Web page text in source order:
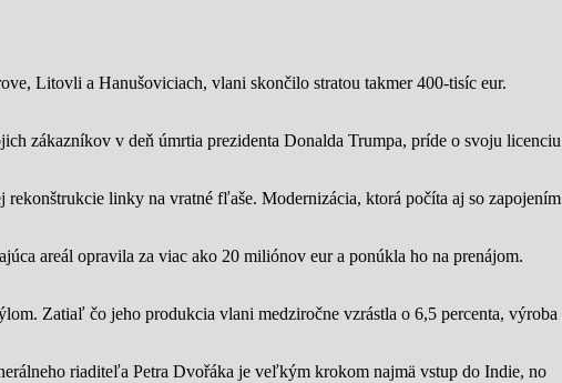
Litovli a Hanušoviciach, vlani skončilo stratou takmer 400-tisíc eur.
zákazníkov v deň úmrtia prezidenta Donalda Trumpa, príde o svoju licenciu
linky na vratné fľaše. Modernizácia, ktorá počíta aj so zapojením
areál opravila za viac ako 20 miliónov eur a ponúkla ho na prenájom.
Zatiaľ čo jeho produkcia vlani medziročne vzrástla o 6,5 percenta, výroba
riaditeľa Petra Dvořáka je veľkým krokom najmä vstup do Indie, no